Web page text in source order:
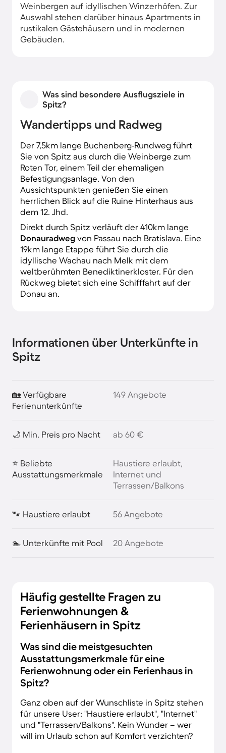
Weinbergen auf idyllischen Winzerhöfen. Zur
Auswahl stehen darüber hinaus Apartments in
rustikalen Gästehäusern und in modernen
Gebäuden.
Was sind besondere Ausflugsziele in
Spitz?
Wandertipps und Radweg
Der 7,5km lange Buchenberg-Rundweg führt
Sie von Spitz aus durch die Weinberge zum
Roten Tor, einem Teil der ehemaligen
Befestigungsanlage. Von den
Aussichtspunkten genießen Sie einen
herrlichen Blick auf die Ruine Hinterhaus aus
dem 12. Jhd.
Direkt durch Spitz verläuft der 410km lange
Donauradweg von Passau nach Bratislava. Eine
19km lange Etappe führt Sie durch die
idyllische Wachau nach Melk mit dem
weltberühmten Benediktinerkloster. Für den
Rückweg bietet sich eine Schifffahrt auf der
Donau an.
Informationen über Unterkünfte in
Spitz
🏡 Verfügbare
Ferienunterkünfte
149 Angebote
🌙 Min. Preis pro Nacht ab 60 €
⭐ Beliebte
Ausstattungsmerkmale
Haustiere erlaubt,
Internet und
Terrassen/Balkons
🐾 Haustiere erlaubt 56 Angebote
🏊 Unterkünfte mit Pool 20 Angebote
Häufig gestellte Fragen zu
Ferienwohnungen &
Ferienhäusern in Spitz
Was sind die meistgesuchten
Ausstattungsmerkmale für eine
Ferienwohnung oder ein Ferienhaus in
Spitz?
Ganz oben auf der Wunschliste in Spitz stehen
für unsere User: "Haustiere erlaubt", "Internet"
und "Terrassen/Balkons". Kein Wunder – wer
will im Urlaub schon auf Komfort verzichten?